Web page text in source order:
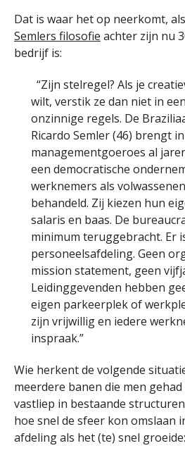
Dat is waar het op neerkomt,
Semlers filosofie achter zijn nu
bedrijf is:
“Zijn stelregel? Als je
wilt, verstik ze dan niet in
onzinnige regels. De
Ricardo Semler (46) brengt
managementgoeroes al
een democratische
werknemers als
behandeld. Zij kiezen hun
salaris en baas. De
minimum teruggebracht. Er
personeelsafdeling. Geen
mission statement, geen
Leidinggevenden hebben
eigen parkeerplek of
zijn vrijwillig en iedere
inspraak.”
Wie herkent de volgende
meerdere banen die men
vastliep in bestaande
hoe snel de sfeer kon omslaan
afdeling als het (te) snel groeide: